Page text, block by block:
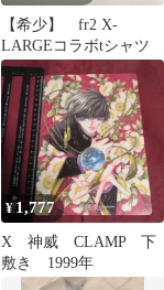
【希少】 fr2 X-
LARGEコラボtシャツ
¥1,777
X 神威 CLAMP 下
敷き 1999年